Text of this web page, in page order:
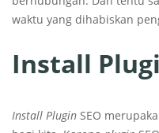
waktu yang dihabiskan
Install
Install Plugin SEO